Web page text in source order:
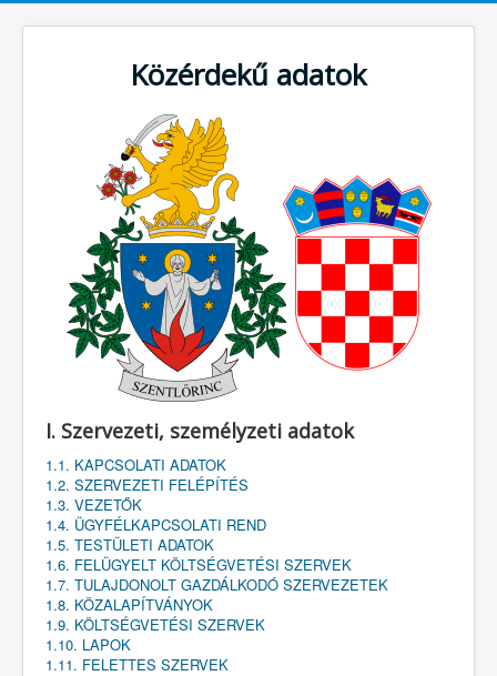
Közérdekű adatok
I. Szervezeti, személyzeti adatok
1.1. KAPCSOLATI ADATOK
1.2. SZERVEZETI FELÉPÍTÉS
1.3. VEZETŐK
1.4. ÜGYFÉLKAPCSOLATI REND
1.5. TESTÜLETI ADATOK
1.6. FELÜGYELT KÖLTSÉGVETÉSI SZERVEK
1.7. TULAJDONOLT GAZDÁLKODÓ SZERVEZETEK
1.8. KÖZALAPÍTVÁNYOK
1.9. KÖLTSÉGVETÉSI SZERVEK
1.10. LAPOK
1.11. FELETTES SZERVEK